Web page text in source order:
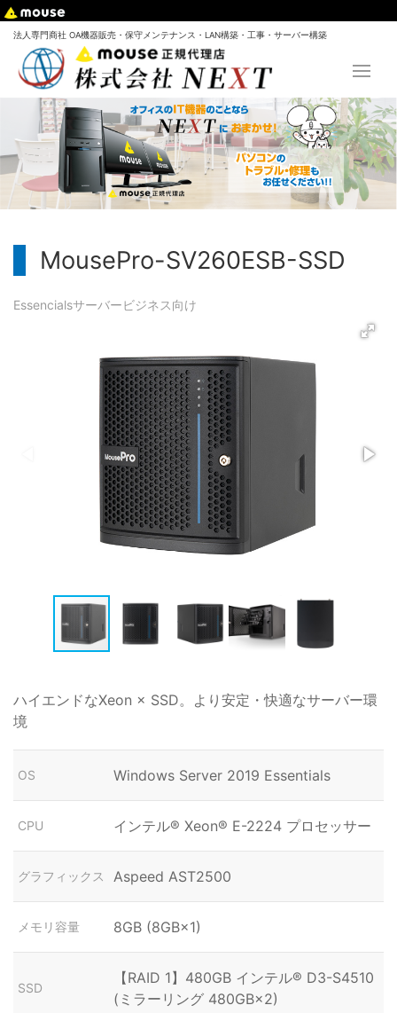
法人専門商社 OA機器販売・保守メンテナンス・LAN構築・工事・サーバー構築
MousePro-SV260ESB-SSD
Essencialsサーバービジネス向け
ハイエンドなXeon × SSD。より安定・快適なサーバー環
境
OS Windows Server 2019 Essentials
CPU インテル® Xeon® E-2224 プロセッサー
グラフィックス Aspeed AST2500
メモリ容量 8GB (8GB×1)
SSD
【RAID 1】480GB インテル® D3-S4510
(ミラーリング 480GB×2)